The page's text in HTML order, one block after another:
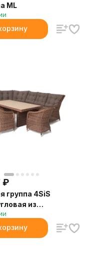
ML
₽
группа 4SiS
из
ротанга, цвет